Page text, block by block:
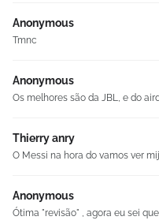
Anonymous
Tmnc
Anonymous
Os melhores são da JBL, e do
Thierry anry
O Messi na hora do vamos ver
Anonymous
Ótima "revisão" , agora eu sei